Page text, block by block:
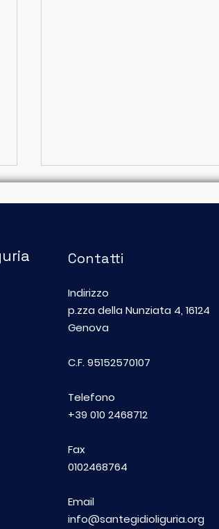
Una cena per trecento
bambini delle periferie
Contatti
Indirizzo
p.zza della Nunziata 4, 16124
Genova
C.F. 95152570107
Telefono
+39 010 2468712
Fax
0102468764
Email
info@santegidioliguria.org